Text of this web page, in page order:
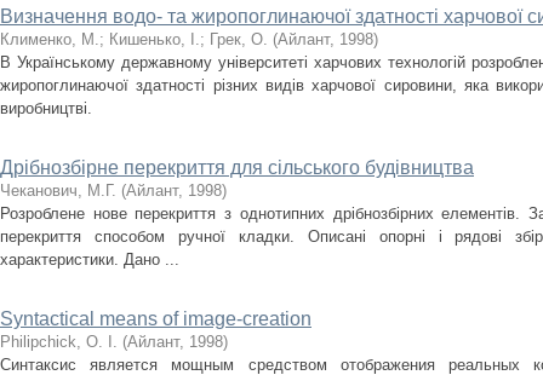
Визначення водо- та жиропоглинаючої здатності харчової
Клименко, М.; Кишенько, І.; Грек, О. (Айлант, 1998)
В Українському державному університеті харчових технологій
жиропоглинаючої здатності різних видів харчової сировини, яка
виробництві.
Дрібнозбірне перекриття для сільського будівництва
Чеканович, М.Г. (Айлант, 1998)
Розроблене нове перекриття з однотипних дрібнозбірних елементів.
перекриття способом ручної кладки. Описані опорні і рядові
характеристики. Дано ...
Syntactical means of image-creation
Philipchick, O. I. (Айлант, 1998)
Cинтаксис является мощным средством отображения реальных